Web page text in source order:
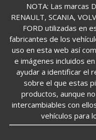
NOTA: Las marcas
RENAULT, SCANIA,
FORD utilizadas en
fabricantes de los
uso en esta web así
e imágenes incluidos
ayudar a identificar el
sobre el que estas
productos, aunque
intercambiables con
vehículos para